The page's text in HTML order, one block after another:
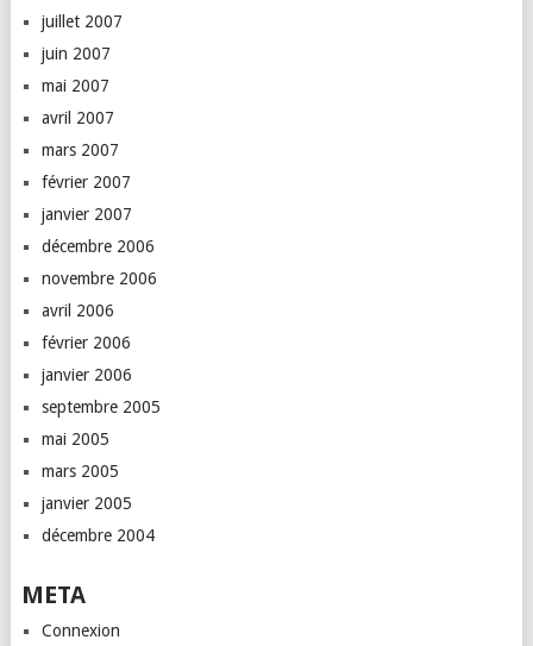
juillet 2007
juin 2007
mai 2007
avril 2007
mars 2007
février 2007
janvier 2007
décembre 2006
novembre 2006
avril 2006
février 2006
janvier 2006
septembre 2005
mai 2005
mars 2005
janvier 2005
décembre 2004
META
Connexion